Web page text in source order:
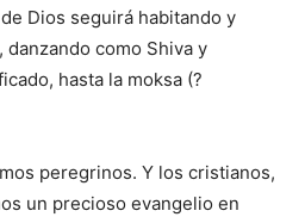
Dios seguirá habitando y
como Shiva y
hasta la moksa (?
peregrinos. Y los cristianos,
un precioso evangelio en